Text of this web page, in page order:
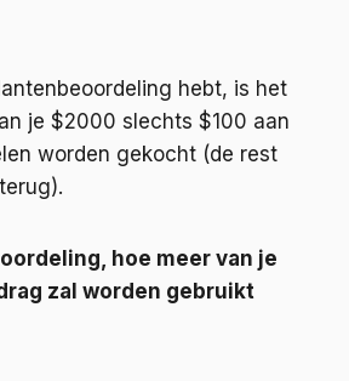
hebt, is het
je $2000 slechts $100 aan
worden gekocht (de rest
hoe meer van je
zal worden gebruikt